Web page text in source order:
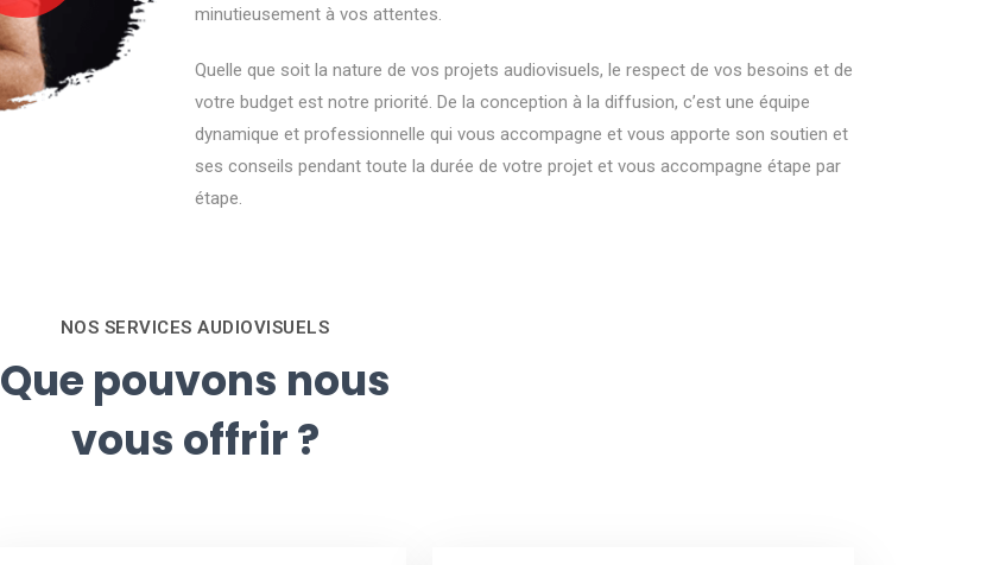
minutieusement à vos attentes.
Quelle que soit la nature de vos projets audiovisuels, le respect de vos besoins et de
votre budget est notre priorité. De la conception à la diffusion, c’est une équipe
dynamique et professionnelle qui vous accompagne et vous apporte son soutien et
ses conseils pendant toute la durée de votre projet et vous accompagne étape par
étape.
NOS SERVICES AUDIOVISUELS
Que pouvons nous
vous offrir ?